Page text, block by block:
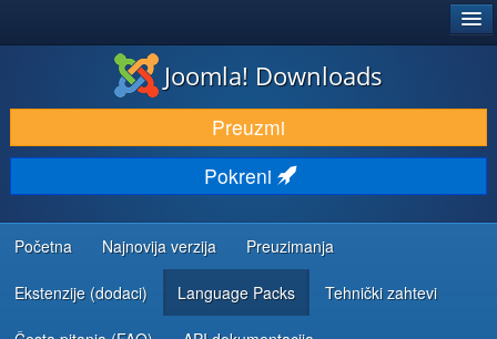
PREUZIMANJE I PROŠIRENJA (EKSTENZIJE)
OTKRIJTE I NAUČITE
ZAJEDNICA I PODRŠKA
RESURSI ZA RAZVOJ
Joomla! Downloads
Preuzmi
Pokreni
Početna Najnovija verzija Preuzimanja
Ekstenzije (dodaci) Language Packs Tehnički zahtevi